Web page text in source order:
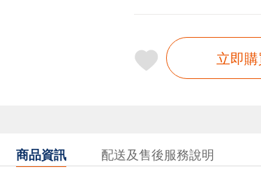
立即
商品資訊 配送及售後服務說明